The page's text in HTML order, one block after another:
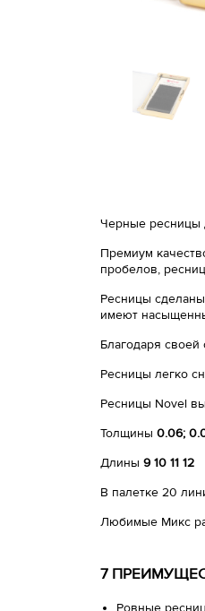
Черные ресницы
Премиум
пробелов,
Ресницы
имеют
Благодаря
Ресницы легко
Ресницы Novel
Толщины 0.06;
Длины 9 10 11 12
В палетке 20
Любимые Микс
7